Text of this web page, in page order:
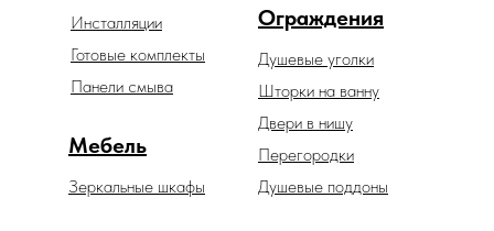
Зеркальные шкафы
Мебель
Ограждения
Душевые уголки
Шторки на ванну
Двери в нишу
Перегородки
Душевые поддоны
Инсталляции
Готовые комплекты
Панели смыва